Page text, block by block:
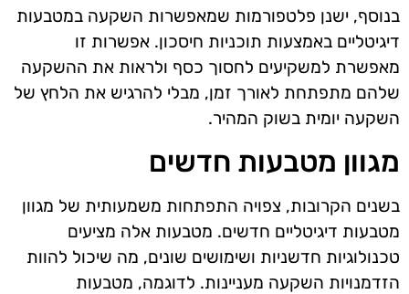
בנוסף, ישנן פלטפורמות שמאפשרות השקעה במטבעות
דיגיטליים באמצעות תוכניות חיסכון. אפשרות זו
מאפשרת למשקיעים לחסוך כסף ולראות את ההשקעה
שלהם מתפתחת לאורך זמן, מבלי להרגיש את הלחץ של
השקעה יומית בשוק המהיר.
מגוון מטבעות חדשים
בשנים הקרובות, צפויה התפתחות משמעותית של מגוון
מטבעות דיגיטליים חדשים. מטבעות אלה מציעים
טכנולוגיות חדשניות ושימושים שונים, מה שיכול להוות
הזדמנויות השקעה מעניינות. לדוגמה, מטבעות